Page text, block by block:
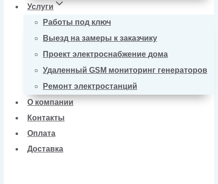
Услуги
Работы под ключ
Выезд на замеры к заказчику
Проект электроснабжение дома
Удаленный GSM мониторинг генераторов
Ремонт электростанций
О компании
Контакты
Оплата
Доставка